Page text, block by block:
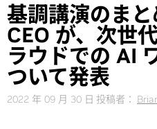
基調講演のま
CEO が、次世
ラウドでの AI
ついて発表
2022 年 09 月 30 日 投稿者：